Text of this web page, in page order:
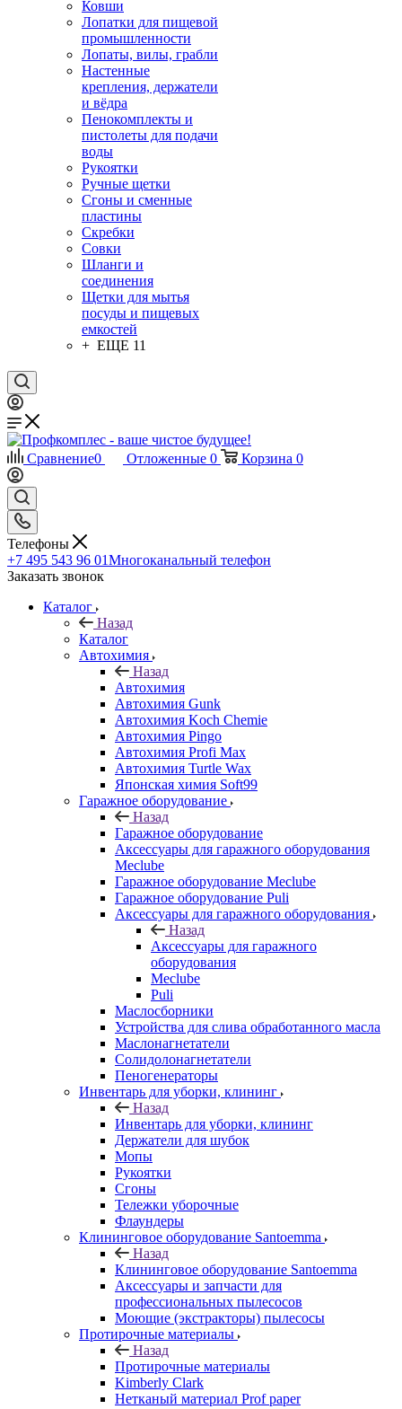
Ковши
Лопатки для пищевой
промышленности
Лопаты, вилы, грабли
Настенные
крепления, держатели
и вёдра
Пенокомплекты и
пистолеты для подачи
воды
Рукоятки
Ручные щетки
Сгоны и сменные
пластины
Скребки
Совки
Шланги и
соединения
Щетки для мытья
посуды и пищевых
емкостей
+ ЕЩЕ 11
Сравнение0 Отложенные 0 Корзина 0
Телефоны
+7 495 543 96 01Многоканальный телефон
Заказать звонок
Каталог
Назад
Каталог
Автохимия
Назад
Автохимия
Автохимия Gunk
Автохимия Koch Chemie
Автохимия Pingo
Автохимия Profi Max
Автохимия Turtle Wax
Японская химия Soft99
Гаражное оборудование
Назад
Гаражное оборудование
Аксессуары для гаражного оборудования
Meclube
Гаражное оборудование Meclube
Гаражное оборудование Puli
Аксессуары для гаражного оборудования
Назад
Аксессуары для гаражного
оборудования
Meclube
Puli
Маслосборники
Устройства для слива обработанного масла
Маслонагнетатели
Солидолонагнетатели
Пеногенераторы
Инвентарь для уборки, клининг
Назад
Инвентарь для уборки, клининг
Держатели для шубок
Мопы
Рукоятки
Сгоны
Тележки уборочные
Флаундеры
Клининговое оборудование Santoemma
Назад
Клининговое оборудование Santoemma
Аксессуары и запчасти для
профессиональных пылесосов
Моющие (экстракторы) пылесосы
Протирочные материалы
Назад
Протирочные материалы
Kimberly Clark
Нетканый материал Prof paper